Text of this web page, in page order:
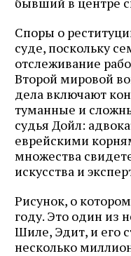
Споры о
суде, поскольку
отслеживание
Второй мировой
дела включают
туманные и
судья Дойл:
еврейскими
множества
искусства и
Рисунок, о
году. Это один из
Шиле, Эдит, и его
несколько